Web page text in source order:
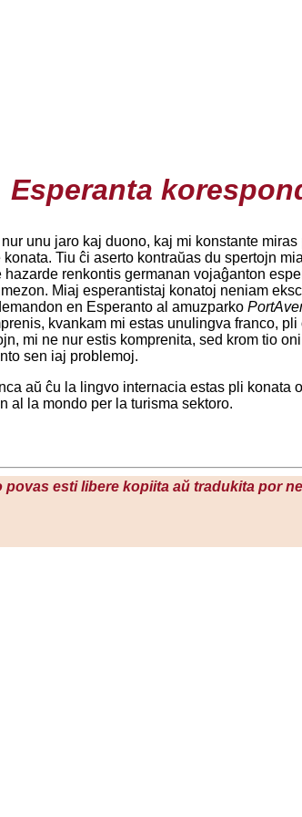
Esperanta
unu jaro kaj duono, kaj mi konstante
Tiu ĉi aserto kontraŭas du spertojn
hazarde renkontis germanan vojaĝanton
Miaj esperantistaj konatoj neniam
en Esperanto al amuzparko
kvankam mi estas unulingva franco,
mi ne nur estis komprenita, sed krom tio
sen iaj problemoj.
aŭ ĉu la lingvo internacia estas pli
al la mondo per la turisma sektoro.
povas esti libere kopiita aŭ tradukita por